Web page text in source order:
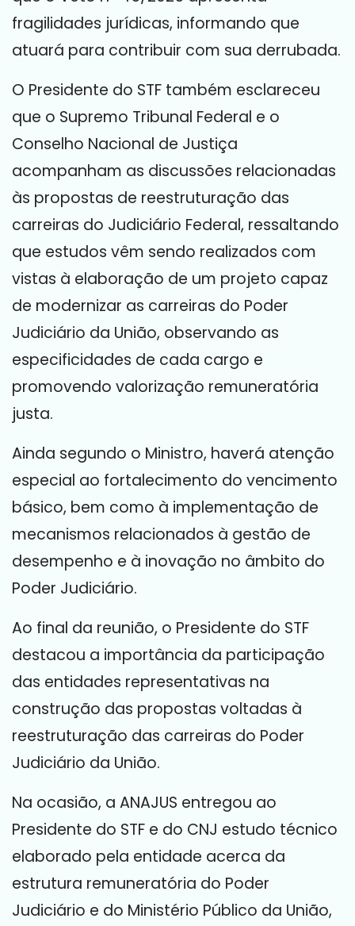
fragilidades jurídicas, informando que
atuará para contribuir com sua derrubada.
O Presidente do STF também esclareceu
que o Supremo Tribunal Federal e o
Conselho Nacional de Justiça
acompanham as discussões relacionadas
às propostas de reestruturação das
carreiras do Judiciário Federal, ressaltando
que estudos vêm sendo realizados com
vistas à elaboração de um projeto capaz
de modernizar as carreiras do Poder
Judiciário da União, observando as
especificidades de cada cargo e
promovendo valorização remuneratória
justa.
Ainda segundo o Ministro, haverá atenção
especial ao fortalecimento do vencimento
básico, bem como à implementação de
mecanismos relacionados à gestão de
desempenho e à inovação no âmbito do
Poder Judiciário.
Ao final da reunião, o Presidente do STF
destacou a importância da participação
das entidades representativas na
construção das propostas voltadas à
reestruturação das carreiras do Poder
Judiciário da União.
Na ocasião, a ANAJUS entregou ao
Presidente do STF e do CNJ estudo técnico
elaborado pela entidade acerca da
estrutura remuneratória do Poder
Judiciário e do Ministério Público da União,